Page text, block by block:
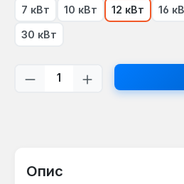
7 кВт 10 кВт 12 кВт 16
30 кВт
Кількість товару:
Опис